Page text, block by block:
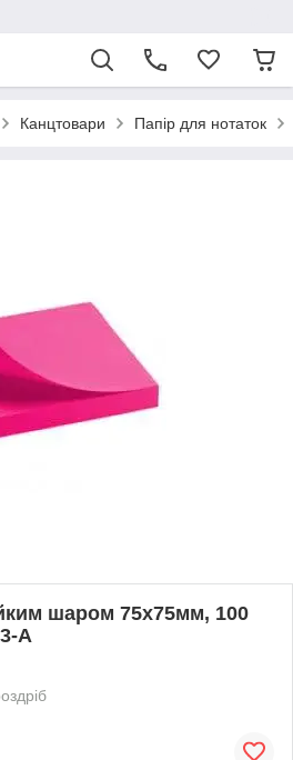
Канцтовари Папір для нотаток
шаром 75x75мм, 100
A